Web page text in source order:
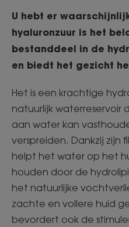
U hebt er
hyaluronzuur is het
bestanddeel in de
en biedt het gezicht
Het is een krachtige
natuurlijk waterreservoir
aan water kan
verspreiden. Dankzij zijn
helpt het water op het
houden door de
het natuurlijke
zachte en vollere huid
bevordert ook de